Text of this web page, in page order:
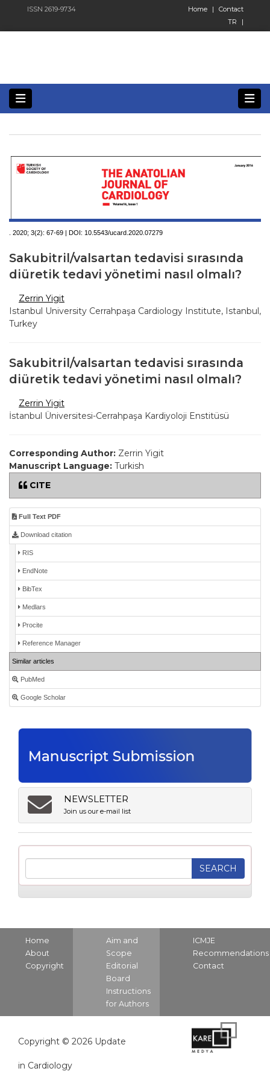
ISSN 2619-9734 Contact
Home
|
TR
|
. 2020; 3(2): 67-69 | DOI: 10.5543/ucard.2020.07279
Sakubitril/valsartan tedavisi sırasında
diüretik tedavi yönetimi nasıl olmalı?
Zerrin Yigit
Istanbul University Cerrahpaşa Cardiology Institute, Istanbul,
Turkey
Sakubitril/valsartan tedavisi sırasında
diüretik tedavi yönetimi nasıl olmalı?
Zerrin Yigit
İstanbul Üniversitesi-Cerrahpaşa Kardiyoloji Enstitüsü
Corresponding Author: Zerrin Yigit
Manuscript Language: Turkish
CITE
Full Text PDF
Download citation
RIS
EndNote
BibTex
Medlars
Procite
Reference Manager
Similar articles
PubMed
Google Scholar
NEWSLETTER
Join us our e-mail list
Home
About
Copyright
Aim and
Scope
Editorial
Board
Instructions
for Authors
ICMJE
Recommendations
Contact
Copyright © 2026 Update
in Cardiology